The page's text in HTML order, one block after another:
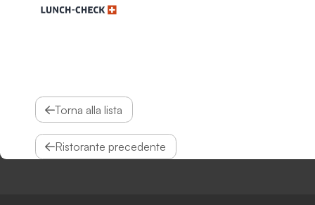
Torna alla lista
Ristorante precedente